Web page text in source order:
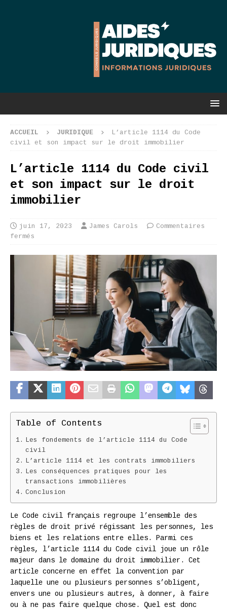
ACCUEIL JURIDIQUE
L’article 1114 du Code
civil et son impact sur le droit immobilier
L’article 1114 du Code civil
et son impact sur le droit
immobilier
juin 17, 2023 James Carols
Commentaires
fermés
Table of Contents
Les fondements de l’article 1114 du Code
civil
L’article 1114 et les contrats immobiliers
Les conséquences pratiques pour les
transactions immobilières
Conclusion
Le Code civil français regroupe l’ensemble des
règles de droit privé régissant les personnes, les
biens et les relations entre elles. Parmi ces
règles, l’article 1114 du Code civil joue un rôle
majeur dans le domaine du droit immobilier. Cet
article concerne en effet la convention par
laquelle une ou plusieurs personnes s’obligent,
envers une ou plusieurs autres, à donner, à faire
ou à ne pas faire quelque chose. Quel est donc